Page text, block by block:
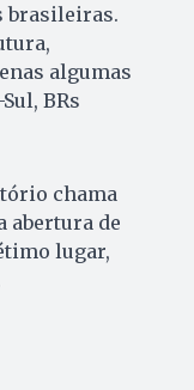
brasileiras.
algumas
BRs
chama
abertura de
lugar,